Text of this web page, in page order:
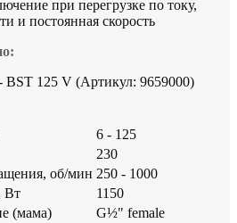
при перегрузке по току,
и постоянная скорость
BST 125 V (Артикул: 9659000)
6 - 125
230
об/мин 250 - 1000
Вт
1150
(мама)
G½" female